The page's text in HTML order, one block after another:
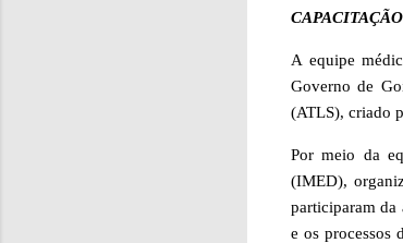
A equipe
Governo de
(ATLS), criado
Por meio da
(IMED),
participaram
e os processos